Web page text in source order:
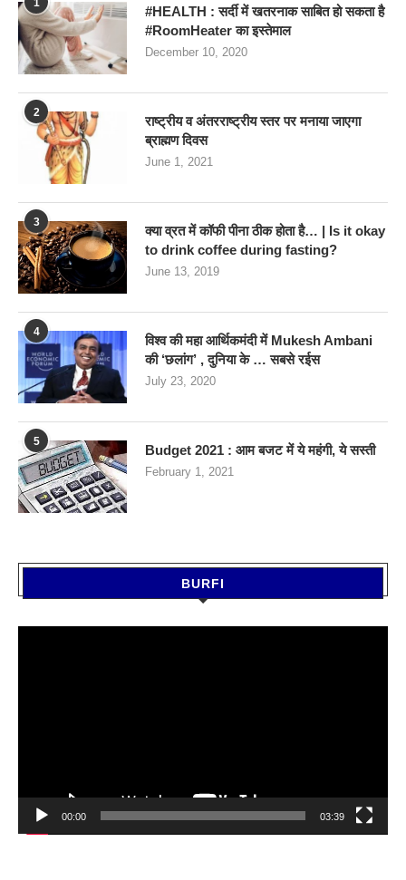
#HEALTH : सर्दी में खतरनाक साबित हो सकता है
#RoomHeater का इस्तेमाल
December 10, 2020
2
राष्ट्रीय व अंतरराष्ट्रीय स्तर पर मनाया जाएगा
ब्राह्मण दिवस
June 1, 2021
3
क्या व्रत में कॉफी पीना ठीक होता है… | Is it okay
to drink coffee during fasting?
June 13, 2019
4
विश्व की महा आर्थिकमंदी में Mukesh Ambani
की ‘छलांग’ , दुनिया के … सबसे रईस
July 23, 2020
5
Budget 2021 : आम बजट में ये महंगी, ये सस्‍ती
February 1, 2021
BURFI
00:00 03:39